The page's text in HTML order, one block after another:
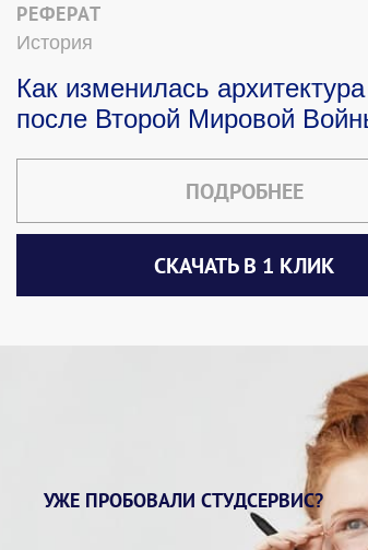
РЕФЕРАТ
История
Как изменилась
после Второй Мировой
ПОДРОБНЕЕ
СКАЧАТЬ В 1 КЛИК
УЖЕ ПРОБОВАЛИ СТУДСЕРВИС?